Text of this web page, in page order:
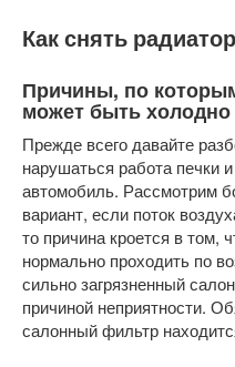
Как снять
Причины, по
может быть холодно
Прежде всего давайте
нарушаться работа печки
автомобиль. Рассмотрим
вариант, если поток
то причина кроется в том,
нормально проходить по
сильно загрязненный
причиной неприятности.
салонный фильтр